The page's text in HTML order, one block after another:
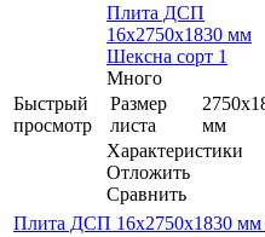
Быстрый
просмотр
Плита ДСП
16x2750x1830 мм
Шексна сорт 1
Много
Размер
листа
мм
Характеристики
Отложить
Сравнить
Плита ДСП 16x2750x1830 мм